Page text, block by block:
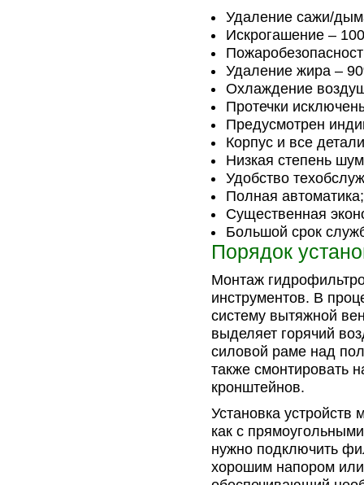
Удаление сажи/
Искрогашение –
Удаление жира –
Охлаждение
Протечки
Предусмотрен
Корпус и все
Низкая степень
Удобство
Полная автоматика;
Существенная
Большой срок
Порядок
Монтаж
инструментов. В
систему вытяжной
выделяет горячий
силовой раме над
также смонтировать
кронштейнов.
Установка устройств
как с
нужно подключить
хорошим напором